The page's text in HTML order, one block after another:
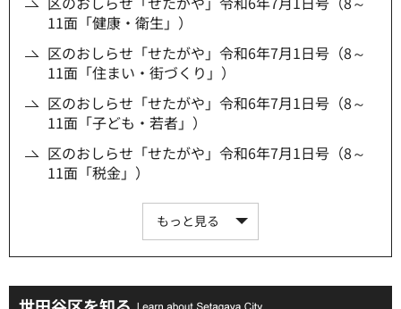
11面「健康・衛生」）
区のおしらせ「せたがや」令和6年7月1日号（8～
11面「住まい・街づくり」）
区のおしらせ「せたがや」令和6年7月1日号（8～
11面「子ども・若者」）
区のおしらせ「せたがや」令和6年7月1日号（8～
11面「税金」）
もっと見る